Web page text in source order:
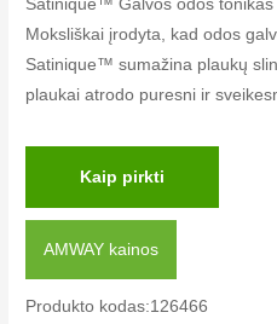
Satinique™ Galvos odos tonikas
Moksliškai įrodyta, kad odos
Satinique™ sumažina plaukų
plaukai atrodo puresni ir
Kaip pirkti
AMWAY kainos
Produkto kodas:126466